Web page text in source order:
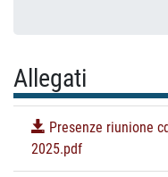
Allegati
Presenze riunione
2025.pdf